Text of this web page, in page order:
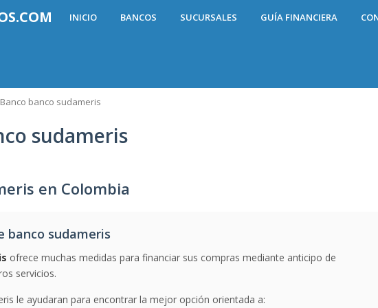
INICIO BANCOS SUCURSALES GUÍA FINANCIERA
Banco banco sudameris
sudameris
en Colombia
banco sudameris
ofrece muchas medidas para financiar sus compras mediante anticipo de
servicios.
le ayudaran para encontrar la mejor opción orientada a: